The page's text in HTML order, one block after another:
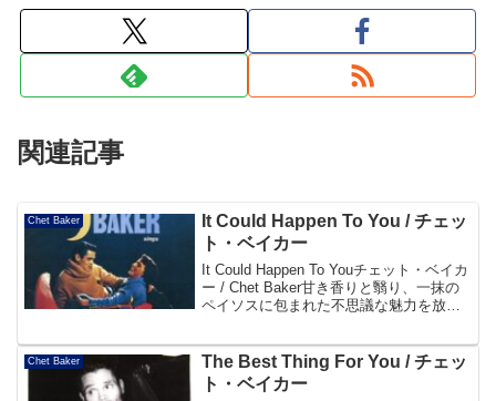
関連記事
Chet Baker
It Could Happen To You / チェッ
ト・ベイカー
It Could Happen To Youチェット・ベイカ
ー / Chet Baker甘き香りと翳り、一抹の
ペイソスに包まれた不思議な魅力を放つ
堪能できる名作。帯よりDisc101. Do It
The...
Chet Baker
The Best Thing For You / チェッ
ト・ベイカー